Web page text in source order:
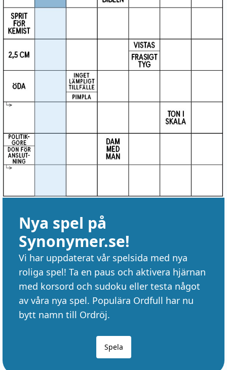
Nya spel på
Synonymer.se!
Vi har uppdaterat vår spelsida med nya
roliga spel! Ta en paus och aktivera hjärnan
med korsord och sudoku eller testa något
av våra nya spel. Populära Ordfull har nu
bytt namn till Ordröj.
Spela